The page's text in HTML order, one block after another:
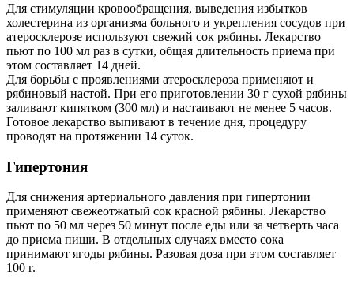
Для стимуляции кровообращения, выведения избытков
холестерина из организма больного и укрепления сосудов при
атеросклерозе используют свежий сок рябины. Лекарство
пьют по 100 мл раз в сутки, общая длительность приема при
этом составляет 14 дней.
Для борьбы с проявлениями атеросклероза применяют и
рябиновый настой. При его приготовлении 30 г сухой рябины
заливают кипятком (300 мл) и настаивают не менее 5 часов.
Готовое лекарство выпивают в течение дня, процедуру
проводят на протяжении 14 суток.
Гипертония
Для снижения артериального давления при гипертонии
применяют свежеотжатый сок красной рябины. Лекарство
пьют по 50 мл через 50 минут после еды или за четверть часа
до приема пищи. В отдельных случаях вместо сока
принимают ягоды рябины. Разовая доза при этом составляет
100 г.